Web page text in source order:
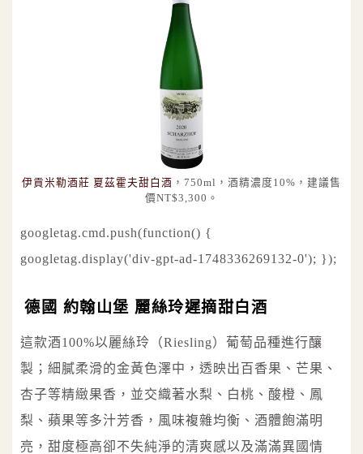
伊貢米勒酒莊 夏茲霍夫甜白酒 ，750ml，酒精濃度10%，建議售
價NT$3,300。
googletag.cmd.push(function() {
googletag.display('div-gpt-ad-1748336269132-0'); });
德國 約翰山堡 麗絲玲遲摘甜白酒
這款酒100%以麗絲玲（Riesling）葡萄品種進行釀
製；細膩柔滑的金黃色澤中，透映出百香果、芒果、
杏子等精緻果香，並交織著水梨、白桃、酸橙、鳳
梨、蘋果等多汁芳香，風味複雜均衡、酒體飽滿明
亮，甜度極高卻不失純淨的清爽感以及滿滿異國情